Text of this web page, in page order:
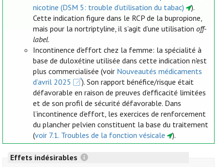
nicotine (DSM 5: trouble d’utilisation du tabac)
).
Cette indication figure dans le RCP de la bupropione,
mais pour la nortriptyline, il s’agit d’une utilisationoff-
label.
Incontinence d'effort chez la femme: la spécialité à
base de duloxétine utilisée dans cette indication n'est
plus commercialisée (voir Nouveautés médicaments
d’avril 2025
). Son rapport bénéfice/risque était
défavorable en raison de preuves d’efficacité limitées
et de son profil de sécurité défavorable. Dans
l’incontinence d’effort, les exercices de renforcement
du plancher pelvien constituent la base du traitement
(voir 7.1. Troubles de la fonction vésicale ).
Effets indésirables